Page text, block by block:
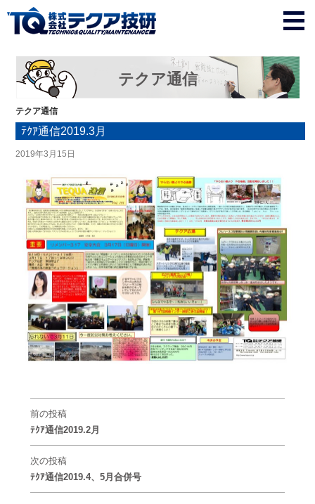
テクア通信
テクア通信
ﾃｸｱ通信2019.3月
2019年3月15日
前の投稿
ﾃｸｱ通信2019.2月
次の投稿
ﾃｸｱ通信2019.4、5月合併号